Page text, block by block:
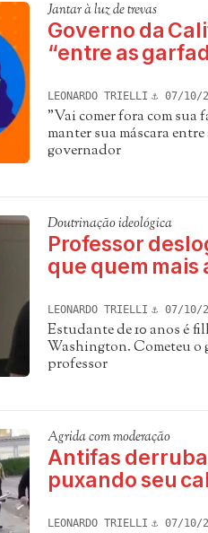
Jantar à luz de trevas
Governo da
“entre as
LEONARDO TRIELLI 07/10/
"Vai comer fora com sua
manter sua máscara
governador
Doutrinação ideológica
Professor
que quem
LEONARDO TRIELLI 07/10/
Estudante de 10 anos é
Washington. Cometeu o
professor
Agrida com moderação
Antifas
puxando seu
LEONARDO TRIELLI 07/10/